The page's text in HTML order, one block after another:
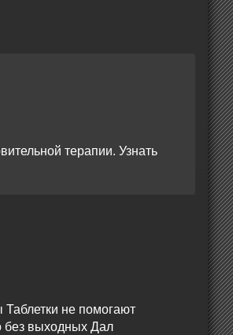
терапии. Узнать
Таблетки не помогают
без выходных Дал